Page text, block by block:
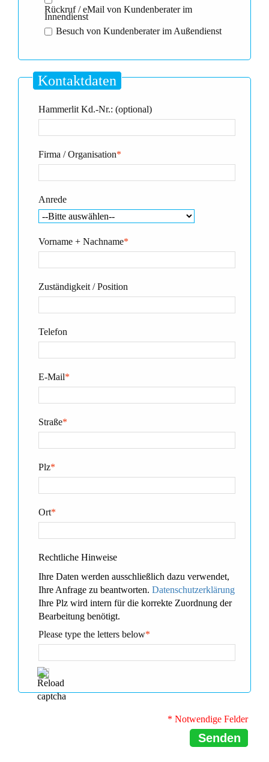
Rückruf / eMail von Kundenberater im
Innendienst
Besuch von Kundenberater im Außendienst
Kontaktdaten
Hammerlit Kd.-Nr.: (optional)
*
Firma / Organisation
Anrede
*
Vorname + Nachname
Zuständigkeit / Position
Telefon
*
E-Mail
*
Straße
*
Plz
*
Ort
Rechtliche Hinweise
Ihre Daten werden ausschließlich dazu verwendet,
Ihre Anfrage zu beantworten. Datenschutzerklärung
Ihre Plz wird intern für die korrekte Zuordnung der
Bearbeitung benötigt.
*
Please type the letters below
* Notwendige Felder
Senden